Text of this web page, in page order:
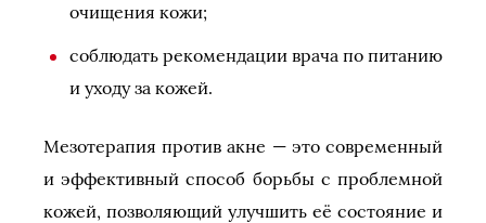
очищения кожи;
соблюдать рекомендации врача по питанию
и уходу за кожей.
Мезотерапия против акне — это современный
и эффективный способ борьбы с проблемной
кожей, позволяющий улучшить её состояние и